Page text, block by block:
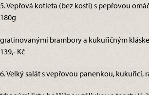
5. Vepřová kotleta (bez kosti) s pepřovou
180g
gratinovanými brambory a kukuřičným
139,- Kč
6. Velký salát s vepřovou panenkou, kukuřicí,